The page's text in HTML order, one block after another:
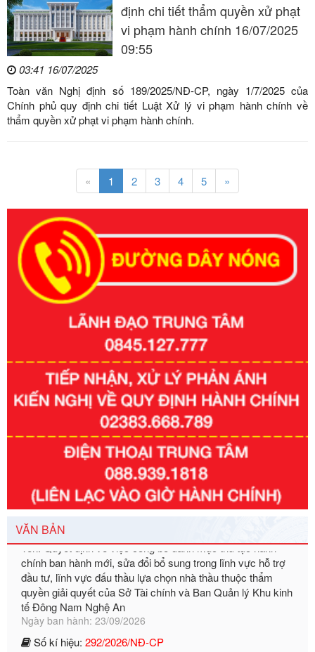
định chi tiết thẩm quyền xử phạt
vi phạm hành chính 16/07/2025
09:55
03:41 16/07/2025
Toàn văn Nghị định số 189/2025/NĐ-CP, ngày 1/7/2025 của
Chính phủ quy định chi tiết Luật Xử lý vi phạm hành chính về
thẩm quyền xử phạt vi phạm hành chính.
« 1 2 3 4 5 »
VĂN BẢN
Số kí hiệu:
351/2025/NĐ-CP
Tên: Nghị định số 351/2025/NĐ-CP của Chính phủ: Quy
định chuẩn nghèo đa chiều quốc gia giai đoạn 2026 - 2030
Ngày ban hành: 29/12/2026
3014/QĐ-UBND
Tên: Quyết định về việc công bố danh mục thủ tục hành
chính ban hành mới, sửa đổi bổ sung trong lĩnh vực hỗ trợ
đầu tư, lĩnh vực đấu thầu lựa chọn nhà thầu thuộc thẩm
quyền giải quyết của Sở Tài chính và Ban Quản lý Khu kinh
tế Đông Nam Nghệ An
Ngày ban hành: 23/09/2026
Số kí hiệu:292/2026/NĐ-CP
Tên: Nghị định số 292/2026/NĐ-CP của Chính phủ: Quy
định chi tiết một số điều và biện pháp để tổ chức, hướng
dẫn thi hành Luật Quản lý ngoại thương
Ngày ban hành: 21/07/2026